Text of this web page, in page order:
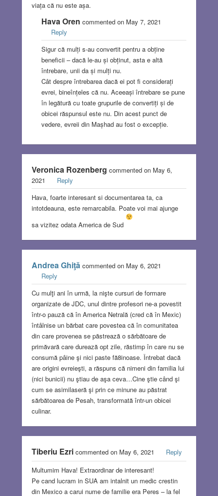
viața că nu este așa.
Hava Oren commented on May 7, 2021
Reply
Sigur că mulți s-au convertit pentru a obține
beneficii – dacă le-au și obținut, asta e altă
întrebare, unii da și mulți nu.
Cât despre întrebarea dacă ei pot fi considerați
evrei, bineînțeles că nu. Aceeași întrebare se pune
în legătură cu toate grupurile de convertiți și de
obicei răspunsul este nu. Din acest punct de
vedere, evreii din Mașhad au fost o excepție.
Veronica Rozenberg commented on May 6,
2021
Reply
Hava, foarte interesant si documentarea ta, ca
intotdeauna, este remarcabila. Poate voi mai ajunge
sa vizitez odata America de Sud
Andrea Ghiţăcommented on May 6, 2021
Reply
Cu mulţi ani în urmă, la nişte cursuri de formare
organizate de JDC, unul dintre profesori ne-a povestit
într-o pauză că în America Netrală (cred că în Mexic)
întâlnise un bărbat care povestea că în comunitatea
din care provenea se păstrează o sărbătoare de
primăvară care durează opt zile, răstimp în care nu se
consumă pâine şi nici paste fă8inoase. Întrebat dacă
are origini evreieşti, a răspuns că nimeni din familia lui
(nici bunicii) nu ştiau de aşa ceva…Cine ştie când şi
cum se asimilaseră şi prin ce minune au păstrat
sărbătoarea de Pesah, transformată într-un obicei
culinar.
Tiberiu Ezricommented on May 6, 2021
Reply
Multumim Hava! Extraordinar de interesant!
Pe cand lucram in SUA am intalnit un medic crestin
din Mexico a carui nume de familie era Peres – la fel